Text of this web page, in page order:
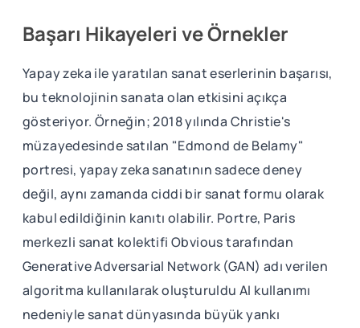
Başarı Hikayeleri ve Örnekler
Yapay zeka ile yaratılan sanat eserlerinin başarısı,
bu teknolojinin sanata olan etkisini açıkça
gösteriyor. Örneğin; 2018 yılında Christie's
müzayedesinde satılan "Edmond de Belamy"
portresi, yapay zeka sanatının sadece deney
değil, aynı zamanda ciddi bir sanat formu olarak
kabul edildiğinin kanıtı olabilir. Portre, Paris
merkezli sanat kolektifi Obvious tarafından
Generative Adversarial Network (GAN) adı verilen
algoritma kullanılarak oluşturuldu AI kullanımı
nedeniyle sanat dünyasında büyük yankı